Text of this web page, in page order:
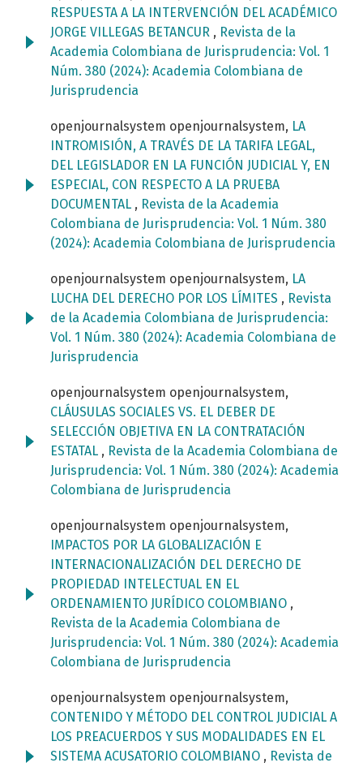
RESPUESTA A LA INTERVENCIÓN DEL ACADÉMICO
JORGE VILLEGAS BETANCUR , Revista de la
Academia Colombiana de Jurisprudencia: Vol. 1
Núm. 380 (2024): Academia Colombiana de
Jurisprudencia
openjournalsystem openjournalsystem, LA
INTROMISIÓN, A TRAVÉS DE LA TARIFA LEGAL,
DEL LEGISLADOR EN LA FUNCIÓN JUDICIAL Y, EN
ESPECIAL, CON RESPECTO A LA PRUEBA
DOCUMENTAL , Revista de la Academia
Colombiana de Jurisprudencia: Vol. 1 Núm. 380
(2024): Academia Colombiana de Jurisprudencia
openjournalsystem openjournalsystem, LA
LUCHA DEL DERECHO POR LOS LÍMITES , Revista
de la Academia Colombiana de Jurisprudencia:
Vol. 1 Núm. 380 (2024): Academia Colombiana de
Jurisprudencia
openjournalsystem openjournalsystem,
CLÁUSULAS SOCIALES VS. EL DEBER DE
SELECCIÓN OBJETIVA EN LA CONTRATACIÓN
ESTATAL , Revista de la Academia Colombiana de
Jurisprudencia: Vol. 1 Núm. 380 (2024): Academia
Colombiana de Jurisprudencia
openjournalsystem openjournalsystem,
IMPACTOS POR LA GLOBALIZACIÓN E
INTERNACIONALIZACIÓN DEL DERECHO DE
PROPIEDAD INTELECTUAL EN EL
ORDENAMIENTO JURÍDICO COLOMBIANO ,
Revista de la Academia Colombiana de
Jurisprudencia: Vol. 1 Núm. 380 (2024): Academia
Colombiana de Jurisprudencia
openjournalsystem openjournalsystem,
CONTENIDO Y MÉTODO DEL CONTROL JUDICIAL A
LOS PREACUERDOS Y SUS MODALIDADES EN EL
SISTEMA ACUSATORIO COLOMBIANO , Revista de